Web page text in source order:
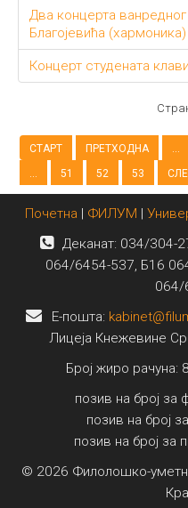
Два концерта
Благојевића (хармоника)
Концерт студената
СТАРТ ПРЕТХОДНА ...
...
51 52 53
Почетна | ФИЛУМ |
Деканат: 034/304-
064/6454-537, Б16
064/
E-пошта:
Лицеја Кнежевине
Број жиро
позив на број за
позив на број
позив на број за
© 2026 Филолошко-